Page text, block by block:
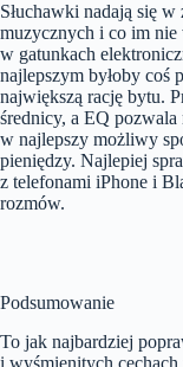
Słuchawki nadają się
muzycznych i co im nie
w gatunkach
najlepszym byłoby coś
największą rację bytu.
średnicy, a EQ
w najlepszy możliwy
pieniędzy. Najlepiej
z telefonami iPhone i
rozmów.
Podsumowanie
To jak najbardziej
i wyśmienitych